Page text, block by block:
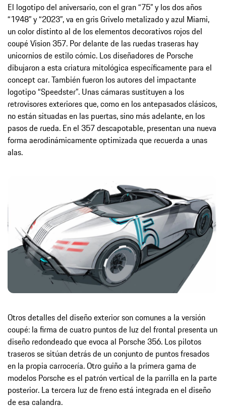
El logotipo del aniversario, con el gran “75” y los dos años
“1948” y “2023”, va en gris Grivelo metalizado y azul Miami,
un color distinto al de los elementos decorativos rojos del
coupé Vision 357. Por delante de las ruedas traseras hay
unicornios de estilo cómic. Los diseñadores de Porsche
dibujaron a esta criatura mitológica específicamente para el
concept car. También fueron los autores del impactante
logotipo “Speedster”. Unas cámaras sustituyen a los
retrovisores exteriores que, como en los antepasados clásicos,
no están situadas en las puertas, sino más adelante, en los
pasos de rueda. En el 357 descapotable, presentan una nueva
forma aerodinámicamente optimizada que recuerda a unas
alas.
Otros detalles del diseño exterior son comunes a la versión
coupé: la firma de cuatro puntos de luz del frontal presenta un
diseño redondeado que evoca al Porsche 356. Los pilotos
traseros se sitúan detrás de un conjunto de puntos fresados
en la propia carrocería. Otro guiño a la primera gama de
modelos Porsche es el patrón vertical de la parrilla en la parte
posterior. La tercera luz de freno está integrada en el diseño
de esa calandra.